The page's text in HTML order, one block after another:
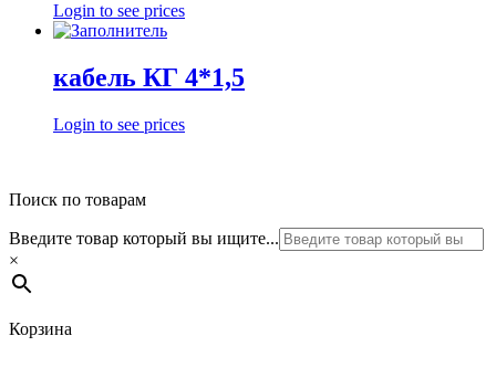
Login to see prices
кабель КГ 4*1,5
Login to see prices
Поиск по товарам
Введите товар который вы ищите...
×
Корзина